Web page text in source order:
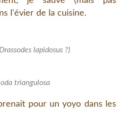
l'évier de la cuisine.
lapidosus ?)
triangulosa
pour un yoyo dans les